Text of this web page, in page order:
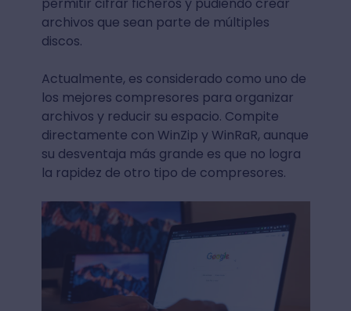
permitir cifrar ficheros y pudiendo crear
archivos que sean parte de múltiples
discos.
Actualmente, es considerado como uno de
los mejores compresores para organizar
archivos y reducir su espacio. Compite
directamente con WinZip y WinRaR, aunque
su desventaja más grande es que no logra
la rapidez de otro tipo de compresores.